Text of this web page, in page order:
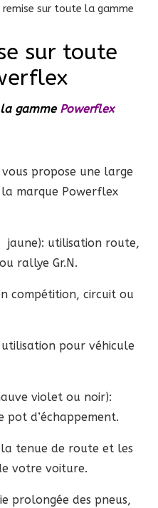
sur toute la gamme
sur toute
gammePowerflex
propose une large
marque Powerflex
jaune): utilisation route,
rallye Gr.N.
compétition, circuit ou
pour véhicule
violet ou noir):
d’échappement.
tenue de route et les
votre voiture.
prolongée des pneus,